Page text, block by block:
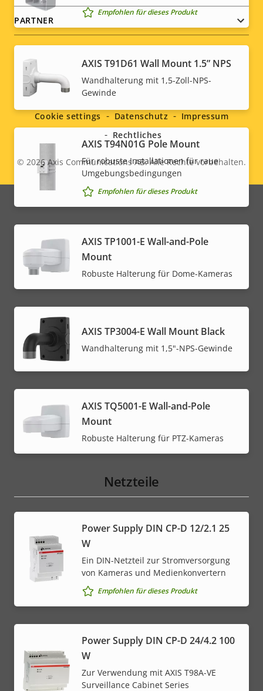
Empfohlen für dieses Produkt
AXIS T91D61 Wall Mount 1.5” NPS
Wandhalterung mit 1,5-Zoll-NPS-
Gewinde
AXIS T94N01G Pole Mount
Für robuste Installationen für raue
Umgebungsbedingungen
Empfohlen für dieses Produkt
AXIS TP1001-E Wall-and-Pole
Mount
Robuste Halterung für Dome-Kameras
AXIS TP3004-E Wall Mount Black
Wandhalterung mit 1,5"-NPS-Gewinde
AXIS TQ5001-E Wall-and-Pole
Mount
Robuste Halterung für PTZ-Kameras
Netzteile
Power Supply DIN CP-D 12/2.1 25
W
Ein DIN-Netzteil zur Stromversorgung
von Kameras und Medienkonvertern
Empfohlen für dieses Produkt
Power Supply DIN CP-D 24/4.2 100
W
Zur Verwendung mit AXIS T98A-VE
Surveillance Cabinet Series
PARTNER
Social
menu
Legal
menu
© 2026Axis Communications AB. Alle Rechte vorbehalten.
Cookie settings Datenschutz
Impressum
Rechtliches